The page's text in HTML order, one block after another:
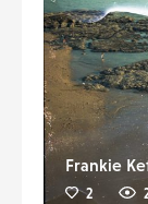
Frankie
2